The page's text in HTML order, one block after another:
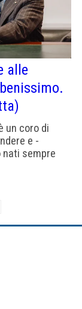
alle
un coro di
e -
sempre